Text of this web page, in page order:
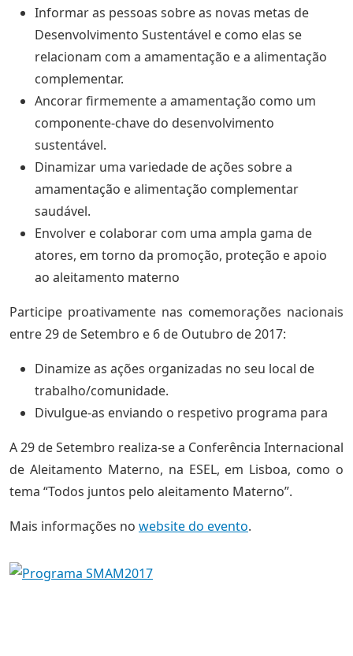
Informar as pessoas sobre as novas metas de
Desenvolvimento Sustentável e como elas se
relacionam com a amamentação e a alimentação
complementar.
Ancorar firmemente a amamentação como um
componente-chave do desenvolvimento
sustentável.
Dinamizar uma variedade de ações sobre a
amamentação e alimentação complementar
saudável.
Envolver e colaborar com uma ampla gama de
atores, em torno da promoção, proteção e apoio
ao aleitamento materno
Participe proativamente nas comemorações nacionais
entre 29 de Setembro e 6 de Outubro de 2017:
Dinamize as ações organizadas no seu local de
trabalho/comunidade.
Divulgue-as enviando o respetivo programa para
A 29 de Setembro realiza-se a Conferência Internacional
de Aleitamento Materno, na ESEL, em Lisboa, como o
tema “Todos juntos pelo aleitamento Materno”.
Mais informações no website do evento.